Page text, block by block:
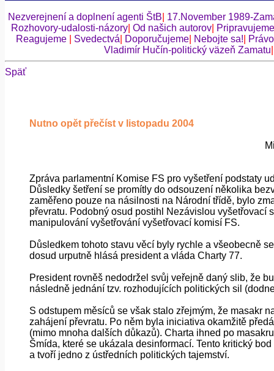
Nezverejnení a doplnení agenti ŠtB 17.November 1989-
Rozhovory-udalosti-názory| Od našich autorov| Pripravujeme
Reagujeme
Svedectvá Doporučujeme Nebojte sa!
Vladimír Hučín-politický väzeň Zamatu
Späť
Nutno opět přečíst v listopadu 2004
Zpráva parlamentní Komise FS pro vyšetření podstaty
Důsledky šetření se promítly do odsouzení několika
zaměřeno pouze na násilnosti na Národní třídě, bylo
převratu. Podobný osud postihl Nezávislou vyšetřovací
manipulování vyšetřování vyšetřovací komisí FS.
Důsledkem tohoto stavu věcí byly rychle a všeobecně
dosud urputně hlásá president a vláda Charty 77.
President rovněš nedodržel svůj veřejně daný slib, že
následně jednání tzv. rozhodujících politických sil
S odstupem měsíců se však stalo zřejmým, že masakr
zahájení převratu. Po něm byla iniciativa okamžitě
(mimo mnoha dalších důkazů). Charta ihned po
Šmída, které se ukázala desinformací. Tento kritický
a tvoří jedno z ústředních politických tajemství.